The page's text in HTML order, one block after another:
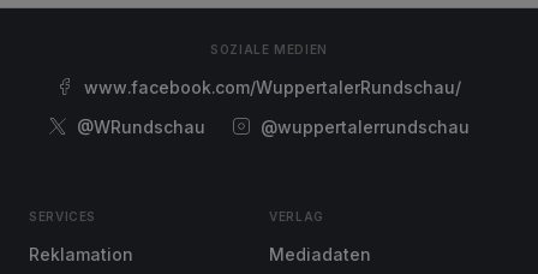
SOZIALE MEDIEN
www.facebook.com/WuppertalerRundschau/
@WRundschau
@wuppertalerrundschau
SERVICES
Reklamation
VERLAG
Mediadaten